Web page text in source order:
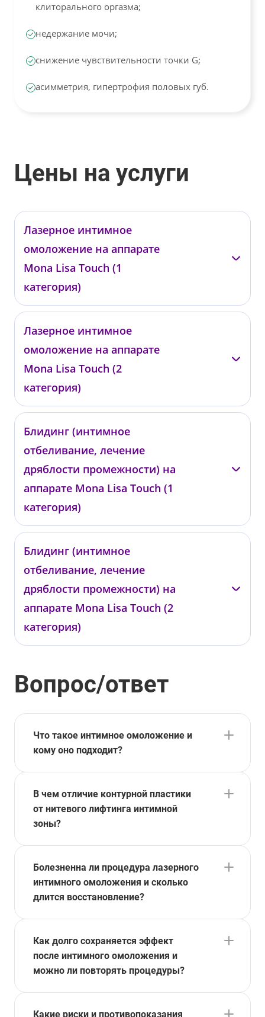
клиторального оргазма;
недержание мочи;
снижение чувствительности точки G;
асимметрия, гипертрофия половых губ.
Цены на услуги
Лазерное интимное
омоложение на аппарате
Mona Lisa Touch (1
категория)
Подольская Т.В.
ЛО03
от 29 700 ₽
Лазерное интимное
омоложение на аппарате
Mona Lisa Touch (2
категория)
Подольская Т.В.
ЛО04
от 40 700 ₽
Блидинг (интимное
отбеливание, лечение
дряблости промежности) на
аппарате Mona Lisa Touch (1
категория)
Подольская Т.В.
ЛО05
от 18 700 ₽
Блидинг (интимное
отбеливание, лечение
дряблости промежности) на
аппарате Mona Lisa Touch (2
категория)
ЛО06
Вопрос/ответ
Что такое интимное омоложение и
кому оно подходит?
В чем отличие контурной пластики
от нитевого лифтинга интимной
зоны?
Болезненна ли процедура лазерного
интимного омоложения и сколько
длится восстановление?
Как долго сохраняется эффект
после интимного омоложения и
можно ли повторять процедуры?
Какие риски и противопоказания